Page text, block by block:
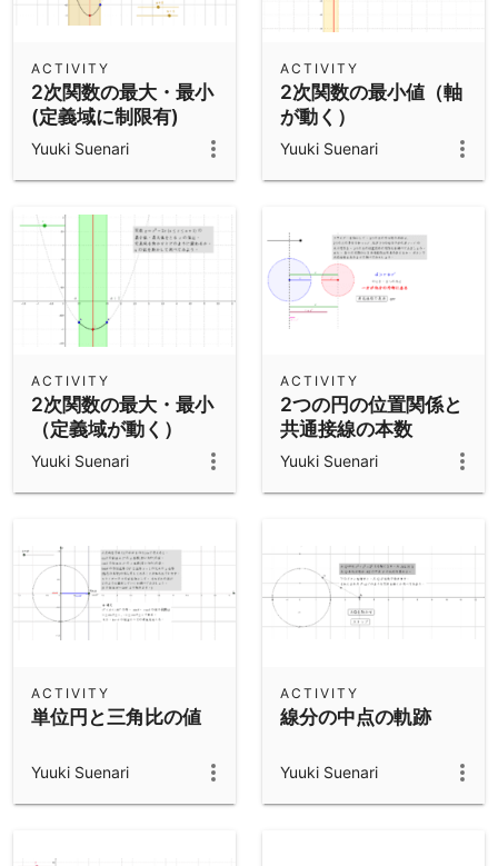
2次関数の最大・最小
(定義域に制限有)
ACTIVITY
Yuuki Suenari
2次関数の最小値（軸
が動く）
ACTIVITY
Yuuki Suenari
2次関数の最大・最小
（定義域が動く）
ACTIVITY
Yuuki Suenari
2つの円の位置関係と
共通接線の本数
ACTIVITY
Yuuki Suenari
単位円と三角比の値
ACTIVITY
Yuuki Suenari
線分の中点の軌跡
ACTIVITY
Yuuki Suenari